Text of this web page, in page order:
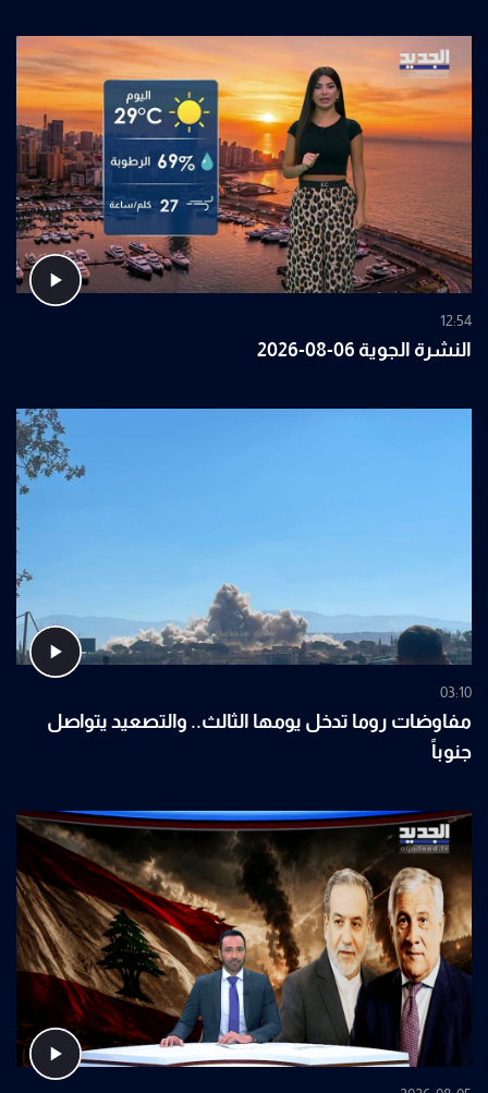
12:54
النشرة الجوية 06-08-2026
03:10
مفاوضات روما تدخل يومها الثالث.. والتصعيد يتواصل
جنوباً